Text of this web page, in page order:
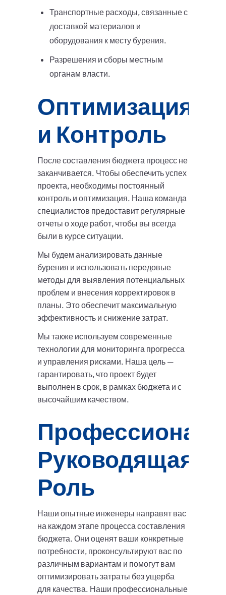
Транспортные расходы, связанные с
доставкой материалов и
оборудования к месту бурения.
Разрешения и сборы местным
органам власти.
Оптимизация
и Контроль
После составления бюджета процесс не
заканчивается. Чтобы обеспечить успех
проекта, необходимы постоянный
контроль и оптимизация. Наша команда
специалистов предоставит регулярные
отчеты о ходе работ, чтобы вы всегда
были в курсе ситуации.
Мы будем анализировать данные
бурения и использовать передовые
методы для выявления потенциальных
проблем и внесения корректировок в
планы. Это обеспечит максимальную
эффективность и снижение затрат.
Мы также используем современные
технологии для мониторинга прогресса
и управления рисками. Наша цель —
гарантировать, что проект будет
выполнен в срок, в рамках бюджета и с
высочайшим качеством.
Руководящая
Роль
Наши опытные инженеры направят вас
на каждом этапе процесса составления
бюджета. Они оценят ваши конкретные
потребности, проконсультируют вас по
различным вариантам и помогут вам
оптимизировать затраты без ущерба
для качества. Наши профессиональные